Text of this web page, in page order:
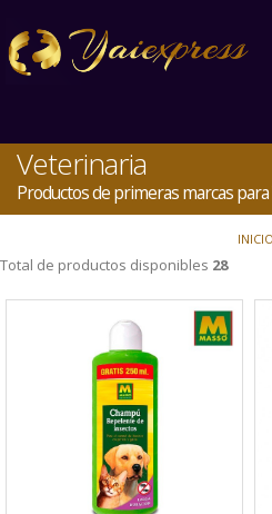
Veterinaria
Productos de primeras marcas
INICIO
Total de productos disponibles 28